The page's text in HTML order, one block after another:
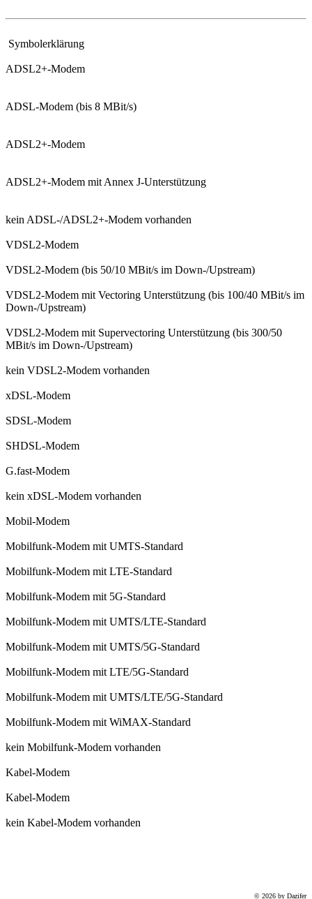
Symbolerklärung
ADSL2+-Modem
ADSL-Modem (bis 8 MBit/s)
ADSL2+-Modem
ADSL2+-Modem mit Annex J-Unterstützung
kein ADSL-/ADSL2+-Modem vorhanden
VDSL2-Modem
VDSL2-Modem (bis 50/10 MBit/s im Down-/Upstream)
VDSL2-Modem mit Vectoring Unterstützung (bis 100/40 MBit/s im
Down-/Upstream)
VDSL2-Modem mit Supervectoring Unterstützung (bis 300/50
MBit/s im Down-/Upstream)
kein VDSL2-Modem vorhanden
xDSL-Modem
SDSL-Modem
SHDSL-Modem
G.fast-Modem
kein xDSL-Modem vorhanden
Mobil-Modem
Mobilfunk-Modem mit UMTS-Standard
Mobilfunk-Modem mit LTE-Standard
Mobilfunk-Modem mit 5G-Standard
Mobilfunk-Modem mit UMTS/LTE-Standard
Mobilfunk-Modem mit UMTS/5G-Standard
Mobilfunk-Modem mit LTE/5G-Standard
Mobilfunk-Modem mit UMTS/LTE/5G-Standard
Mobilfunk-Modem mit WiMAX-Standard
kein Mobilfunk-Modem vorhanden
Kabel-Modem
Kabel-Modem
kein Kabel-Modem vorhanden
© 2026 by Dazifer